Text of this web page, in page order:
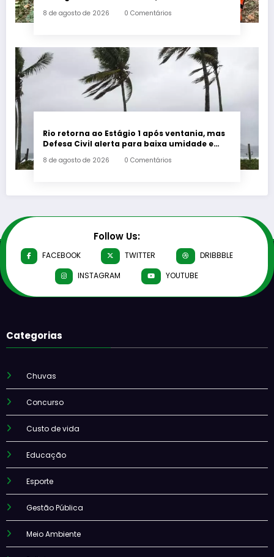
8 de agosto de 2026 0 Comentários
Rio retorna ao Estágio 1 após ventania, mas
Defesa Civil alerta para baixa umidade e
8 de agosto de 2026 0 Comentários
Follow Us:
FACEBOOK TWITTER
DRIBBBLE
INSTAGRAM
YOUTUBE
Categorias
Chuvas
Concurso
Custo de vida
Educação
Esporte
Gestão Pública
Meio Ambiente